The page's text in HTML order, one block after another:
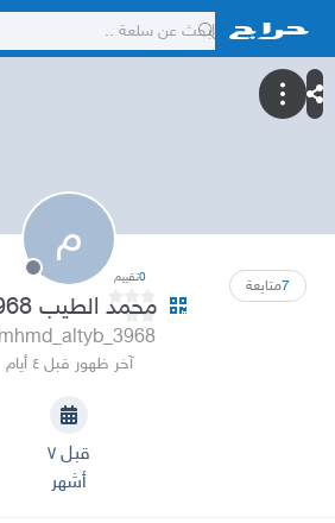
م
7متابعة 0تقييم
محمد الطيب 3968
آخر ظهور قبل ٤ أيام
قبل ٧
أشهر